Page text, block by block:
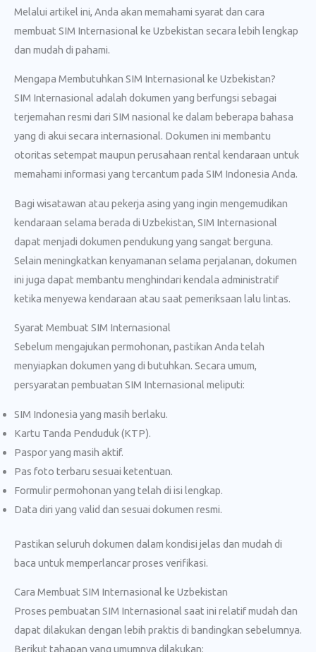
Melalui artikel ini, Anda akan memahami syarat dan cara
membuat SIM Internasional ke Uzbekistan secara lebih lengkap
dan mudah di pahami.
Mengapa Membutuhkan SIM Internasional ke Uzbekistan?
SIM Internasional adalah dokumen yang berfungsi sebagai
terjemahan resmi dari SIM nasional ke dalam beberapa bahasa
yang di akui secara internasional. Dokumen ini membantu
otoritas setempat maupun perusahaan rental kendaraan untuk
memahami informasi yang tercantum pada SIM Indonesia Anda.
Bagi wisatawan atau pekerja asing yang ingin mengemudikan
kendaraan selama berada di Uzbekistan, SIM Internasional
dapat menjadi dokumen pendukung yang sangat berguna.
Selain meningkatkan kenyamanan selama perjalanan, dokumen
ini juga dapat membantu menghindari kendala administratif
ketika menyewa kendaraan atau saat pemeriksaan lalu lintas.
Syarat Membuat SIM Internasional
Sebelum mengajukan permohonan, pastikan Anda telah
menyiapkan dokumen yang di butuhkan. Secara umum,
persyaratan pembuatan SIM Internasional meliputi:
SIM Indonesia yang masih berlaku.
Kartu Tanda Penduduk (KTP).
Paspor yang masih aktif.
Pas foto terbaru sesuai ketentuan.
Formulir permohonan yang telah di isi lengkap.
Data diri yang valid dan sesuai dokumen resmi.
Pastikan seluruh dokumen dalam kondisi jelas dan mudah di
baca untuk memperlancar proses verifikasi.
Cara Membuat SIM Internasional ke Uzbekistan
Proses pembuatan SIM Internasional saat ini relatif mudah dan
dapat dilakukan dengan lebih praktis di bandingkan sebelumnya.
Berikut tahapan yang umumnya dilakukan: